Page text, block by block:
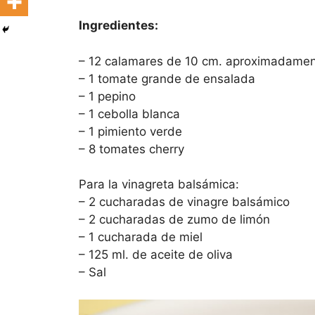
Ingredientes:
– 12 calamares de 10 cm.
– 1 tomate grande de ensalada
– 1 pepino
– 1 cebolla blanca
– 1 pimiento verde
– 8 tomates cherry
Para la vinagreta balsámica:
– 2 cucharadas de vinagre balsámico
– 2 cucharadas de zumo de limón
– 1 cucharada de miel
– 125 ml. de aceite de oliva
– Sal